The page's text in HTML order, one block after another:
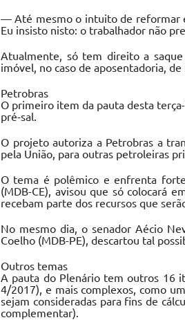
— Até mesmo o intuito de reformar e
Eu insisto nisto: o trabalhador não
Atualmente, só tem direito a saque
imóvel, no caso de aposentadoria,
Petrobras
O primeiro item da pauta desta
pré-sal.
O projeto autoriza a Petrobras a
pela União, para outras petroleiras
O tema é polêmico e enfrenta
(MDB-CE), avisou que só colocará
recebam parte dos recursos que
No mesmo dia, o senador Aécio
Coelho (MDB-PE), descartou tal
Outros temas
A pauta do Plenário tem outros 16
4/2017), e mais complexos, como
sejam consideradas para fins de
complementar).